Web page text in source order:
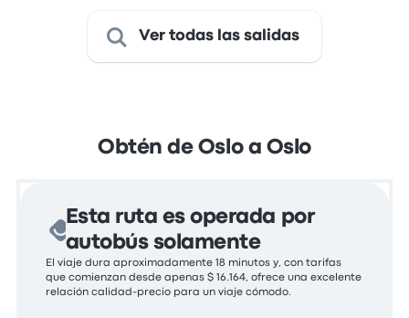
Ver todas las salidas
Obtén de Oslo a Oslo
Esta ruta es operada por
autobús solamente
El viaje dura aproximadamente 18 minutos y, con tarifas
que comienzan desde apenas $ 16.164, ofrece una excelente
relación calidad-precio para un viaje cómodo.